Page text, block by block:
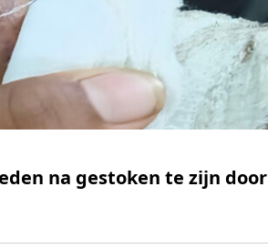
na gestoken te zijn door